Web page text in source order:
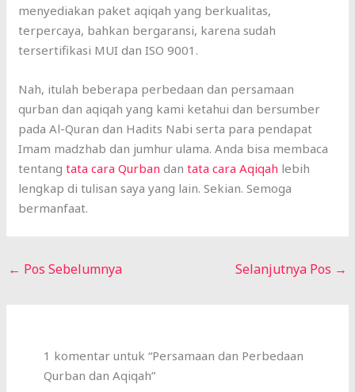
menyediakan paket aqiqah yang berkualitas,
terpercaya, bahkan bergaransi, karena sudah
tersertifikasi MUI dan ISO 9001.
Nah, itulah beberapa perbedaan dan persamaan
qurban dan aqiqah yang kami ketahui dan bersumber
pada Al-Quran dan Hadits Nabi serta para pendapat
Imam madzhab dan jumhur ulama. Anda bisa membaca
tentang tata cara Qurban dantata cara Aqiqah lebih
lengkap di tulisan saya yang lain. Sekian. Semoga
bermanfaat.
← Pos Sebelumnya Selanjutnya Pos →
1 komentar untuk “Persamaan dan Perbedaan
Qurban dan Aqiqah”